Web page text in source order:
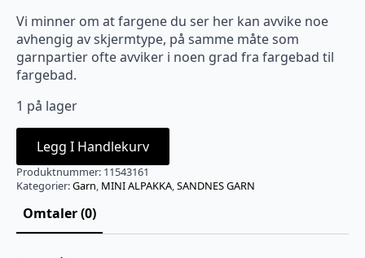
Vi minner om at fargene du ser her kan avvike noe
avhengig av skjermtype, på samme måte som
garnpartier ofte avviker i noen grad fra fargebad til
fargebad.
1 på lager
Legg I Handlekurv
Produktnummer: 11543161
Kategorier:Garn, MINI ALPAKKA,SANDNES GARN
Omtaler (0)